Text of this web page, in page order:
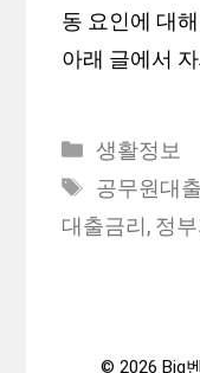
동 요인에 대
아래 글에서
Categories
생활정보
Tags
공무원대출
대출금리, 정
© 2026 Big